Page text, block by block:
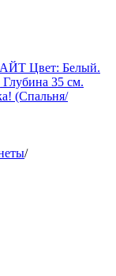
Цвет: Белый.
35 см.
(Спальня/
/